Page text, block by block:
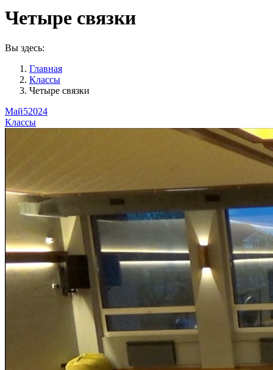
Четыре связки
Вы здесь:
Главная
Классы
Четыре связки
Май52024
Классы